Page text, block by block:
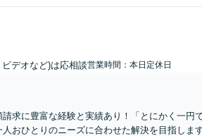
デオなど)は応相談営業時間：本日定休日
求に豊富な経験と実績あり！「とにかく一円
おひとりのニーズに合わせた解決を目指しま